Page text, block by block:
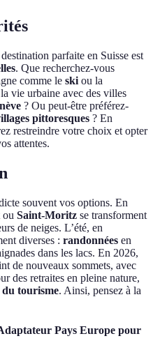
parfaite en Suisse est
. Que recherchez-vous
comme le ski ou la
vie urbaine avec des villes
? Ou peut-être préférez-
pittoresques ? En
restreindre votre choix et opter
attentes.
souvent vos options. En
ou Saint-Moritz se transforment
de neiges. L’été, en
diverses : randonnées en
dans les lacs. En 2026,
de nouveaux sommets, avec
des retraites en pleine nature,
tourisme. Ainsi, pensez à la
Pays Europe pour